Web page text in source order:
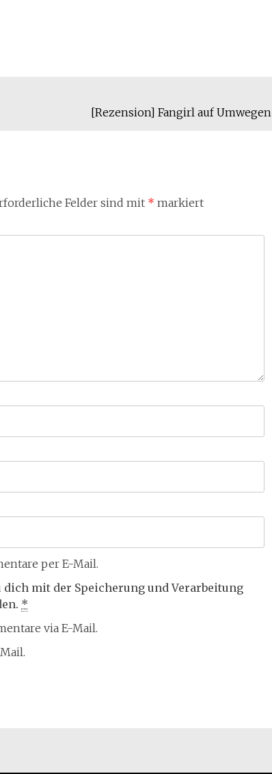
[Rezension] Fangirl auf Umwegen
Felder sind mit * markiert
per E-Mail.
mit der Speicherung und Verarbeitung
*
via E-Mail.